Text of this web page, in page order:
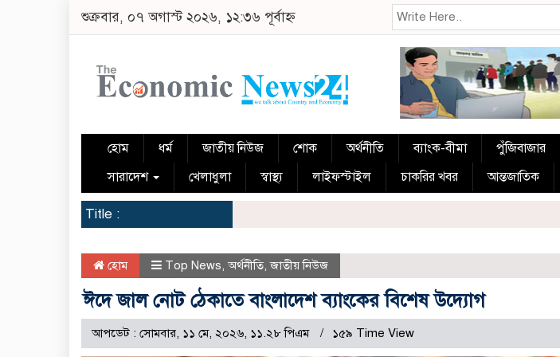
শুক্রবার, ০৭ অগাস্ট ২০২৬, ১২:৩৬ পূর্বাহ্ন
হোম ধর্ম জাতীয় নিউজ শোক অর্থনীতি ব্যাংক-বীমা পুঁজিবাজার
সারাদেশ
খেলাধুলা স্বাস্থ্য লাইফস্টাইল চাকরির খবর আন্তজাতিক
Title :
হোম Top News, অর্থনীতি,জাতীয় নিউজ
ঈদে জাল নোট ঠেকাতে বাংলাদেশ ব্যাংকের বিশেষ উদ্যোগ
আপডেট : সোমবার, ১১ মে, ২০২৬, ১১.২৮ পিএম ১৫৯ Time View